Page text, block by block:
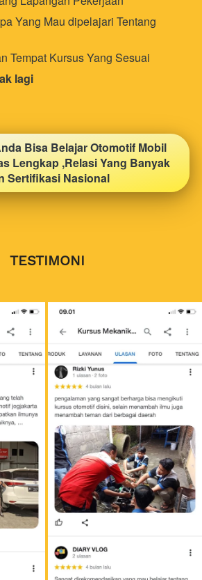
Yang Mau dipelajari Tentang
Tempat Kursus Yang Sesuai
lagi
Bisa Belajar Otomotif Mobil
Lengkap ,Relasi Yang Banyak
Sertifikasi Nasional
TESTIMONI